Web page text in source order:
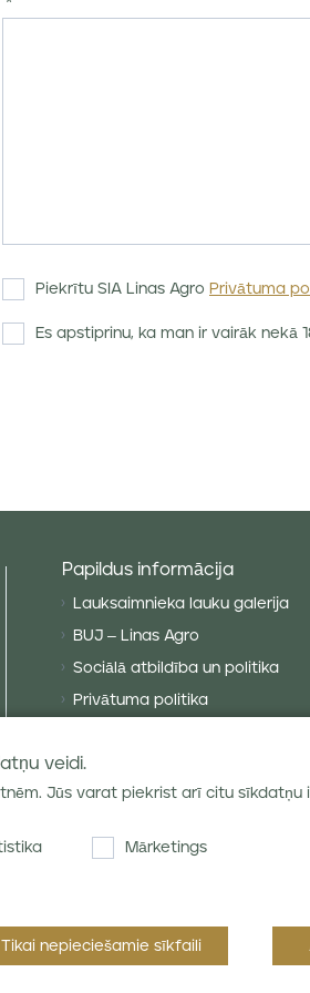
Piekrītu SIA Linas Agro Privātuma
Es apstiprinu, ka man ir vairāk nekā
Papildus informācija
Lauksaimnieka lauku galerija
BUJ – Linas Agro
Sociālā atbildība un politika
Privātuma politika
VISPĀRĪGIE NOTEIKUMI
Piegādes noteikumi
veidi.
Jūs varat piekrist arī citu sīkdatņu
Mārketings
Tikai nepieciešamie sīkfaili